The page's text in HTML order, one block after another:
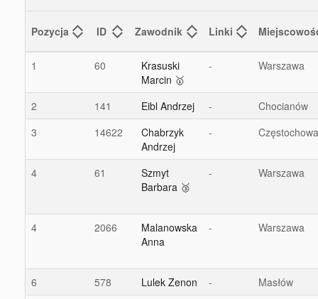
Pozycja ID Zawodnik Linki
1 60
Krasuski
Marcin 🥇
- Warszawa
2 141 Eibl Andrzej -
Chocianów
3
14622
Chabrzyk
Andrzej
- Częstochowa
4 61
Szmyt
Barbara 🥉
- Warszawa
4 2066
Malanowska
Anna
- Warszawa
6 578 Lulek Zenon - Masłów